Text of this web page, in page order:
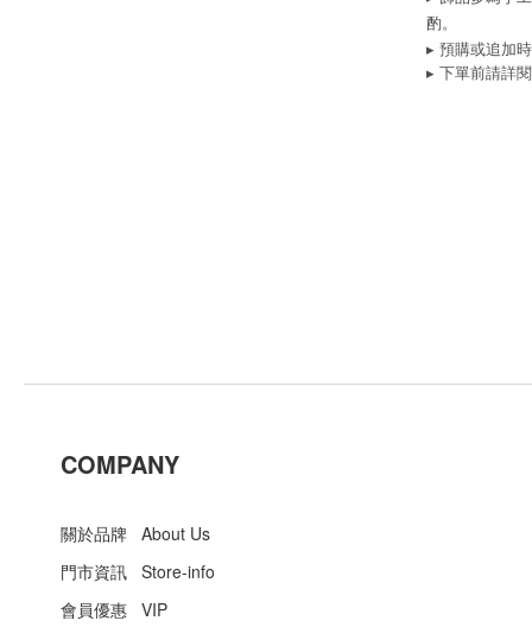
酌。
▸ 預購或追加
▸ 下單前請詳
COMPANY
關於品牌 About Us
門市資訊 Store-info
會員優惠 VIP